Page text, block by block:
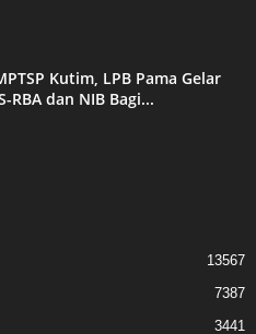
Kutim, LPB Pama Gelar
RBA dan NIB Bagi...
13567
7387
3441